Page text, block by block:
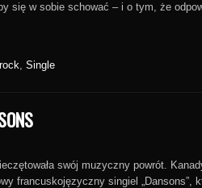
się w sobie schować – i o tym, że
, Single
swój muzyczny powrót.
francuskojęzyczny singiel „Dansons”,